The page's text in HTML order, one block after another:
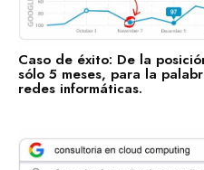
Caso de éxito: De la
sólo 5 meses, para la
redes informáticas.